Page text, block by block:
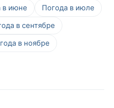
в июне
Погода в июле
в сентябре
в ноябре